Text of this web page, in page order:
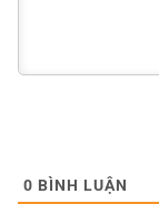
0 BÌNH LUẬN